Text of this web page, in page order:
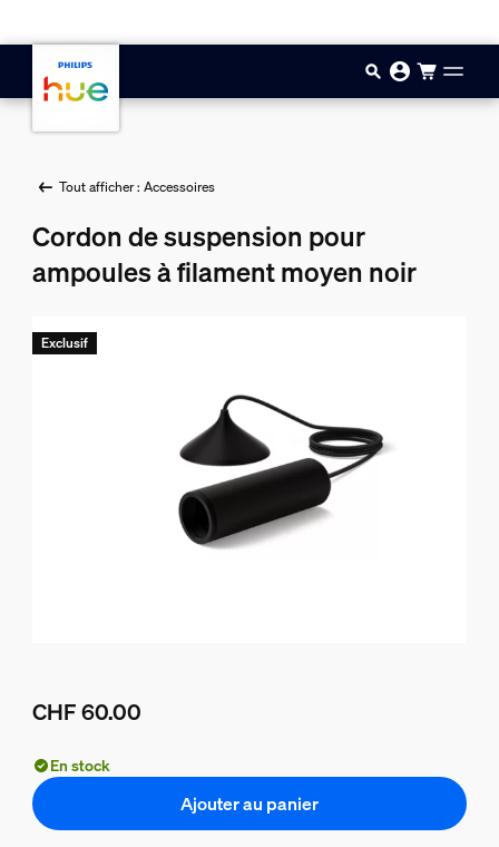
Tout afficher : Accessoires
Cordon de suspension pour
ampoules à filament moyen noir
CHF 60.00
Exclusif
En stock
Ajouter au panier